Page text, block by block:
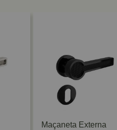
Maçaneta Externa